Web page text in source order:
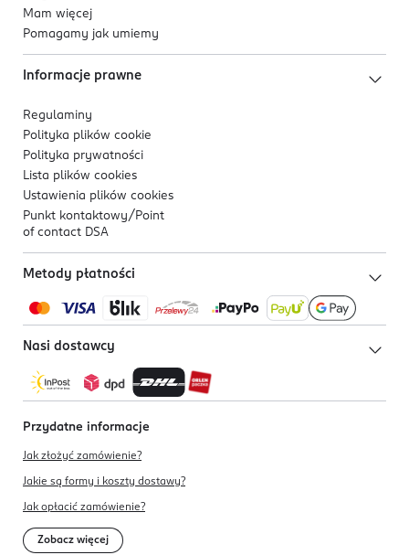
Mam więcej
Pomagamy jak umiemy
Informacje prawne
Regulaminy
Polityka plików cookie
Polityka prywatności
Lista plików cookies
Ustawienia plików cookies
Punkt kontaktowy/ Point
of contact DSA
Metody płatności
Nasi dostawcy
Przydatne informacje
Jak złożyć zamówienie?
Jakie są formy i koszty dostawy?
Jak opłacić zamówienie?
Zobacz więcej